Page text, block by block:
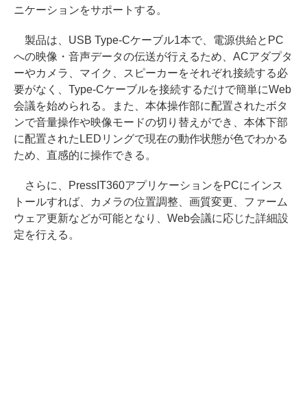
ニケーションをサポートする。
製品は、USB Type-Cケーブル1本で、電源供給とPC
への映像・音声データの伝送が行えるため、ACアダプタ
ーやカメラ、マイク、スピーカーをそれぞれ接続する必
要がなく、Type-Cケーブルを接続するだけで簡単にWeb
会議を始められる。また、本体操作部に配置されたボタ
ンで音量操作や映像モードの切り替えができ、本体下部
に配置されたLEDリングで現在の動作状態が色でわかる
ため、直感的に操作できる。
さらに、PressIT360アプリケーションをPCにインス
トールすれば、カメラの位置調整、画質変更、ファーム
ウェア更新などが可能となり、Web会議に応じた詳細設
定を行える。